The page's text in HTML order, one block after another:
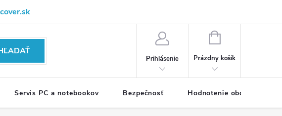
od zmluvy
Prihlásenie
NÁKUPNÝ
Prázdny košík
Servis PC a notebookov Bezpečnosť Hodnotenie obchodu